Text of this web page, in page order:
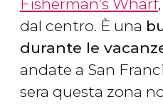
Fisherman’s Wharf
dal centro. È una
durante le
andate a San
sera questa zona